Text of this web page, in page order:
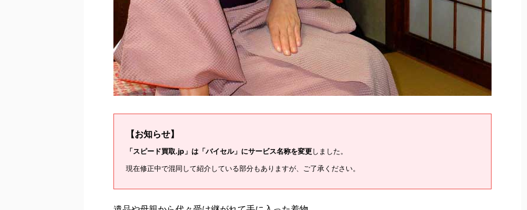
【お知らせ】
「スピード買取.jp」は「バイセル」にサービス名称を変更しました。
現在修正中で混同して紹介している部分もありますが、ご了承ください。